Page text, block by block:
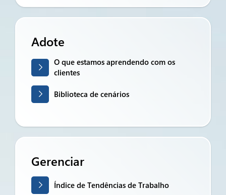
Adote
O que estamos aprendendo com os
clientes
Biblioteca de cenários
Gerenciar
Índice de Tendências de Trabalho